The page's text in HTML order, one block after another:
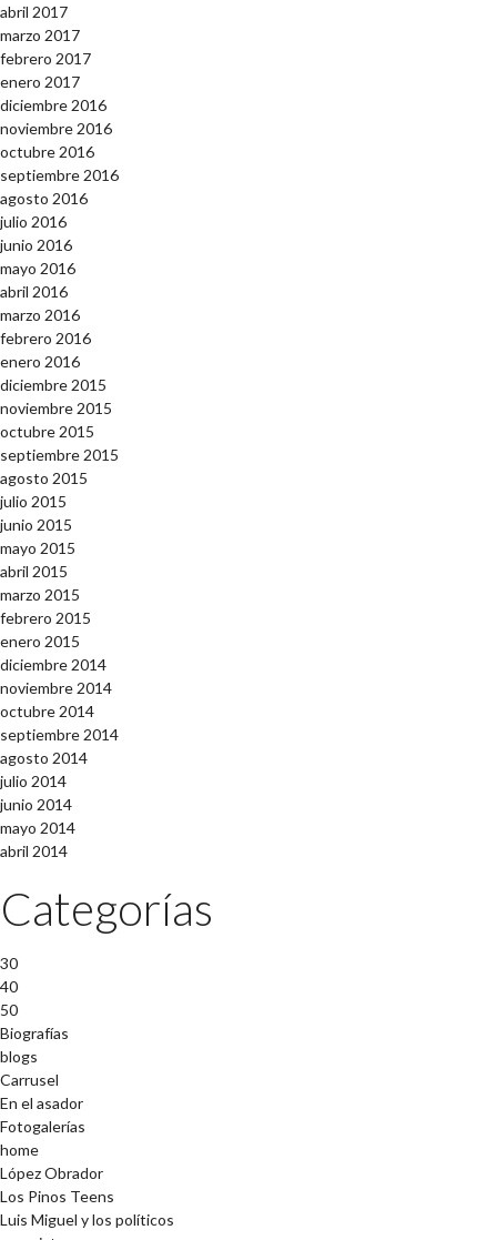
abril 2017
marzo 2017
febrero 2017
enero 2017
diciembre 2016
noviembre 2016
octubre 2016
septiembre 2016
agosto 2016
julio 2016
junio 2016
mayo 2016
abril 2016
marzo 2016
febrero 2016
enero 2016
diciembre 2015
noviembre 2015
octubre 2015
septiembre 2015
agosto 2015
julio 2015
junio 2015
mayo 2015
abril 2015
marzo 2015
febrero 2015
enero 2015
diciembre 2014
noviembre 2014
octubre 2014
septiembre 2014
agosto 2014
julio 2014
junio 2014
mayo 2014
abril 2014
Categorías
30
40
50
Biografías
blogs
Carrusel
En el asador
Fotogalerías
home
López Obrador
Los Pinos Teens
Luis Miguel y los políticos